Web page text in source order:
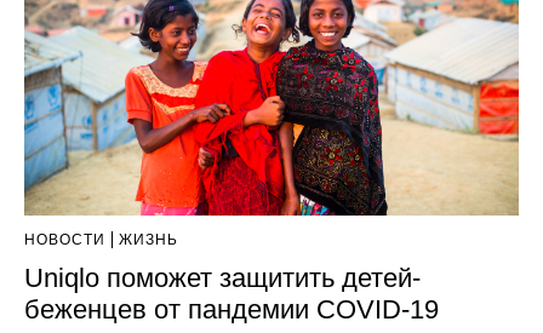
НОВОСТИ ЖИЗНЬ
Uniqlo поможет защитить детей-
беженцев от пандемии COVID-19